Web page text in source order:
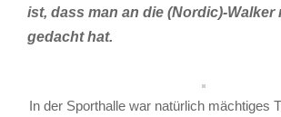
ist, dass man an die (Nordic)-
gedacht hat.
In der Sporthalle war natürlich mächtiges